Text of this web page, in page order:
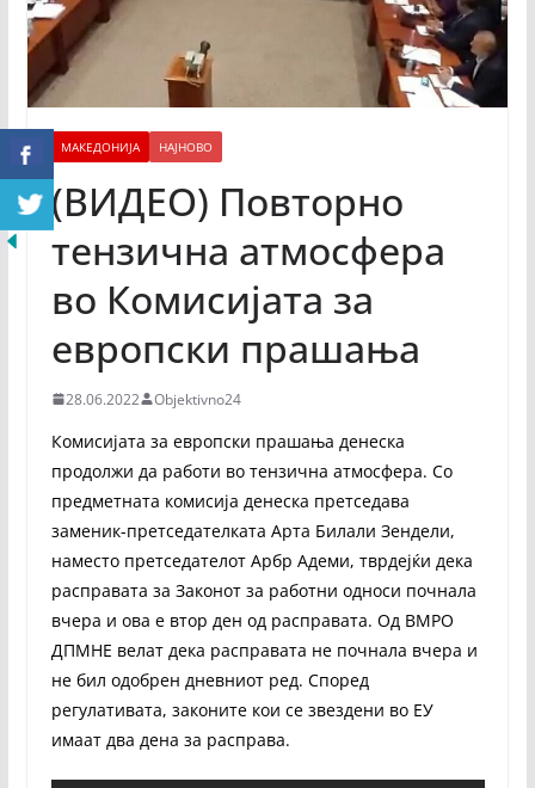
МАКЕДОНИЈА НАЈНОВО
(ВИДЕО) Повторно
тензична атмосфера
во Комисијата за
европски прашања
28.06.2022 Objektivno24
Комисијата за европски прашања денеска
продолжи да работи во тензична атмосфера. Со
предметната комисија денеска претседава
заменик-претседателката Арта Билали Зендели,
наместо претседателот Арбр Адеми, тврдејќи дека
расправата за Законот за работни односи почнала
вчера и ова е втор ден од расправата. Од ВМРО
ДПМНЕ велат дека расправата не почнала вчера и
не бил одобрен дневниот ред. Според
регулативата, законите кои се звездени во ЕУ
имаат два дена за расправа.